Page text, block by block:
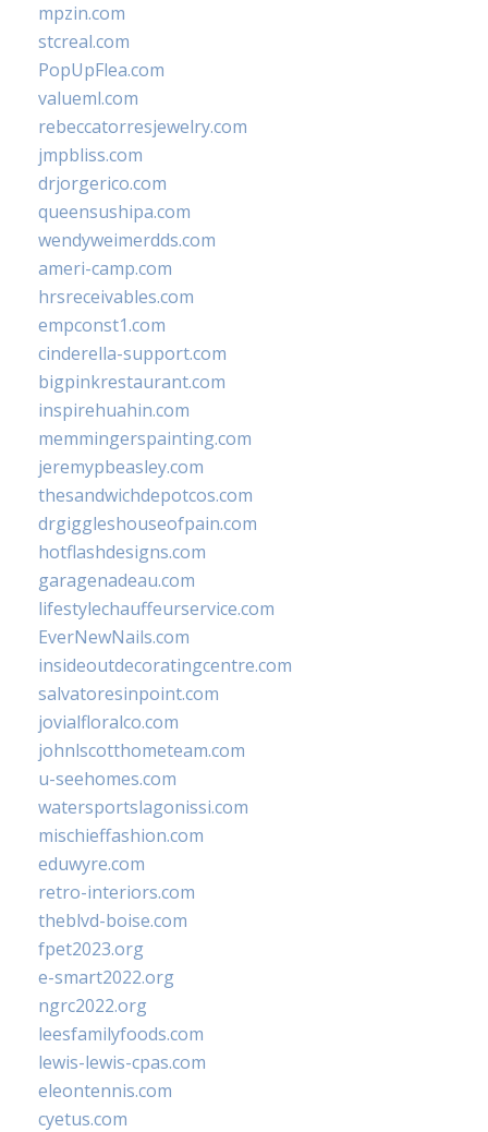
mpzin.com
stcreal.com
PopUpFlea.com
valueml.com
rebeccatorresjewelry.com
jmpbliss.com
drjorgerico.com
queensushipa.com
wendyweimerdds.com
ameri-camp.com
hrsreceivables.com
empconst1.com
cinderella-support.com
bigpinkrestaurant.com
inspirehuahin.com
memmingerspainting.com
jeremypbeasley.com
thesandwichdepotcos.com
drgiggleshouseofpain.com
hotflashdesigns.com
garagenadeau.com
lifestylechauffeurservice.com
EverNewNails.com
insideoutdecoratingcentre.com
salvatoresinpoint.com
jovialfloralco.com
johnlscotthometeam.com
u-seehomes.com
watersportslagonissi.com
mischieffashion.com
eduwyre.com
retro-interiors.com
theblvd-boise.com
fpet2023.org
e-smart2022.org
ngrc2022.org
leesfamilyfoods.com
lewis-lewis-cpas.com
eleontennis.com
cyetus.com